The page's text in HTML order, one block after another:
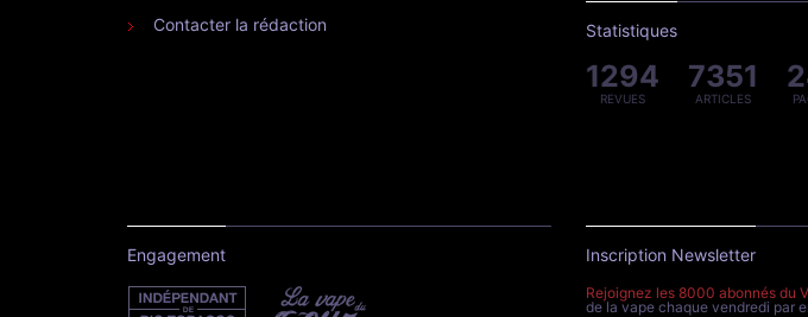
Contacter la rédaction Statistiques
1294
REVUES
7351
ARTICLES
Engagement Inscription Newsletter
Rejoignez les 8000 abonnés du
de la vape chaque vendredi par